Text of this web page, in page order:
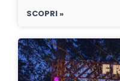
SCOPRI »